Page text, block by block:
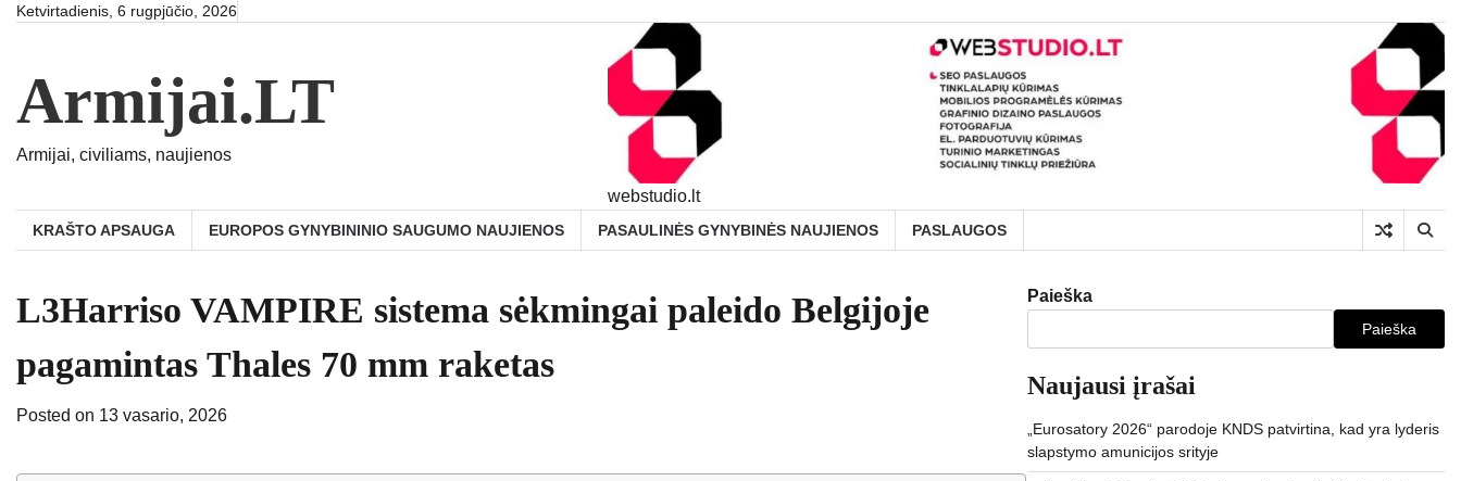
SkipKetvirtadienis, 6 rugpjūčio, 2026
Armijai.LT
Armijai, civiliams, naujienos
webstudio.lt
KRAŠTO APSAUGA EUROPOS GYNYBININIO SAUGUMO NAUJIENOS PASAULINĖS GYNYBINĖS NAUJIENOS PASLAUGOS
L3Harriso VAMPIRE sistema sėkmingai paleido Belgijoje
pagamintas Thales 70 mm raketas
Posted on 13 vasario, 2026
Paieška
Paieška
Naujausi įrašai
„Eurosatory 2026“ parodoje KNDS patvirtina, kad yra lyderis
slapstymo amunicijos srityje